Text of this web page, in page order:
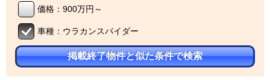
価格：900万円～
車種：ウラカンスパイダー
掲載終了物件と似た条件で検索